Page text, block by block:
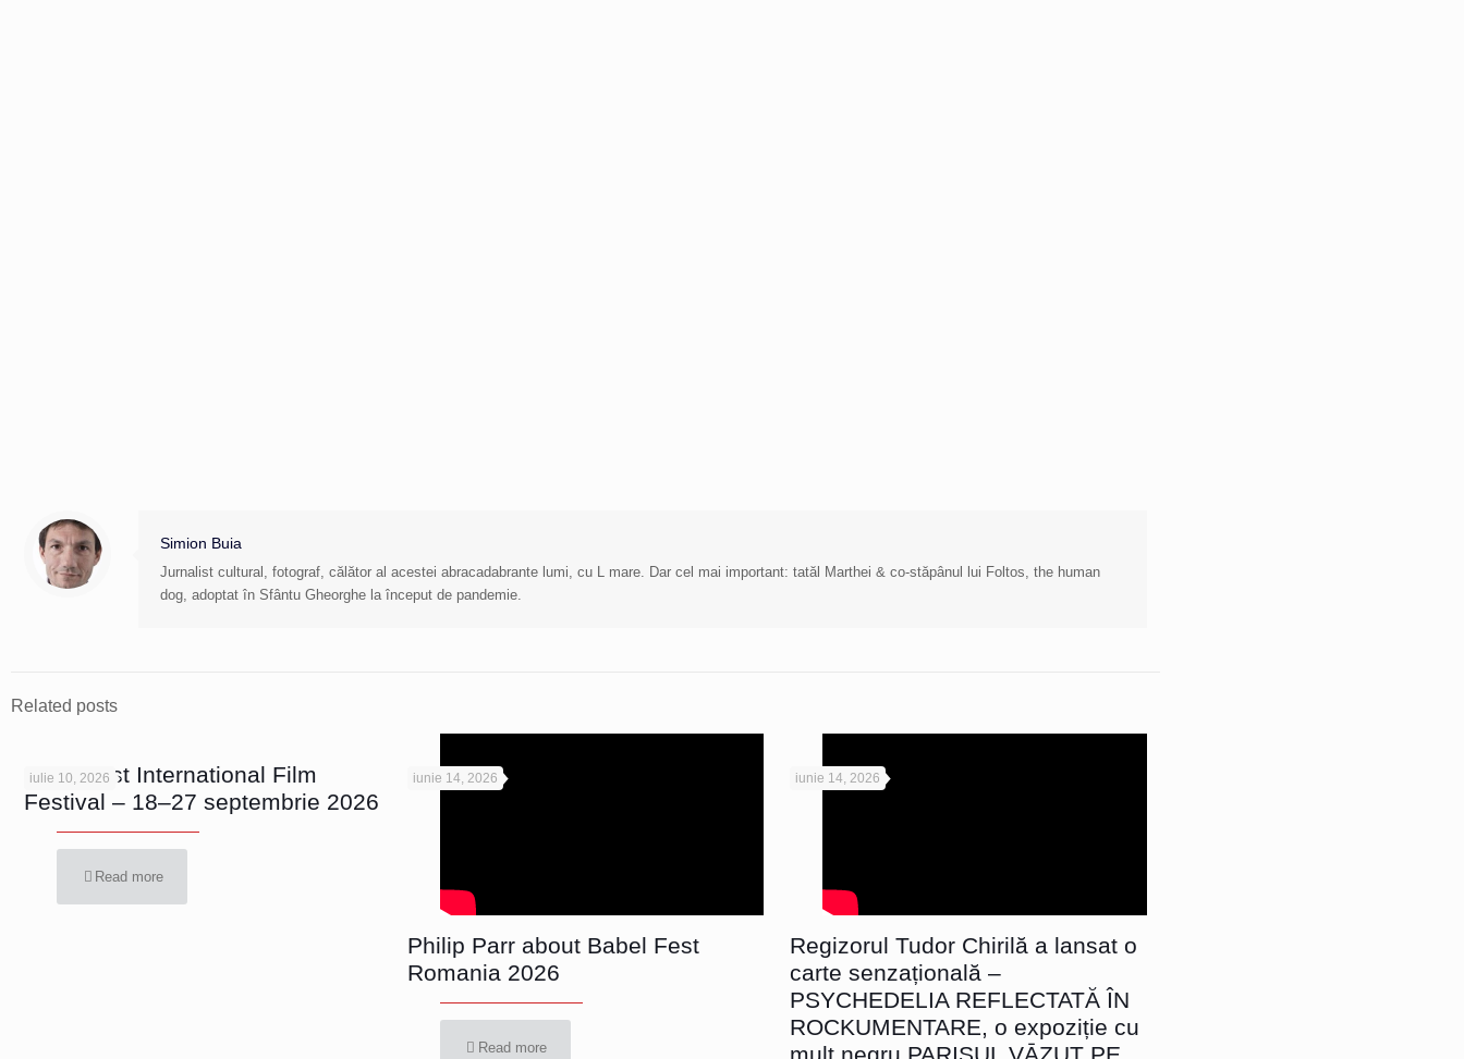
Simion Buia
Jurnalist cultural, fotograf, călător al acestei abracadabrante lumi, cu L mare. Dar cel mai important: tatăl Marthei & co-stăpânul lui Foltos, the human
dog, adoptat în Sfântu Gheorghe la început de pandemie.
Related posts
iulie 10, 2026
Bucharest International Film
Festival – 18–27 septembrie 2026
Read more
iunie 14, 2026
Philip Parr about Babel Fest
Romania 2026
Read more
iunie 14, 2026
Regizorul Tudor Chirilă a lansat o
carte senzațională –
PSYCHEDELIA REFLECTATĂ ÎN
ROCKUMENTARE, o expoziție cu